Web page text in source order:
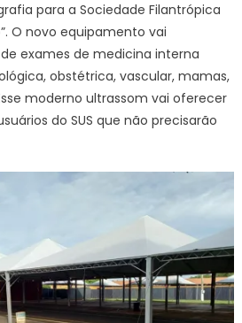
para a Sociedade Filantrópica
O novo equipamento vai
exames de medicina interna
obstétrica, vascular, mamas,
moderno ultrassom vai oferecer
do SUS que não precisarão